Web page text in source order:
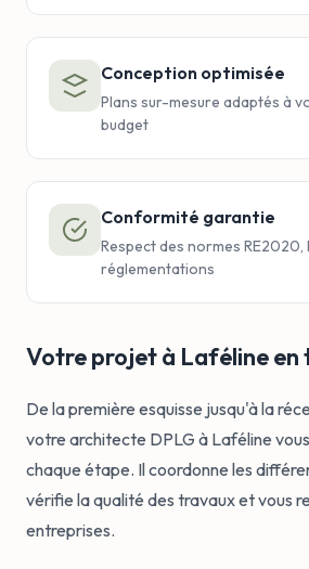
Conception optimisée
Plans sur-mesure adaptés à
budget
Conformité garantie
Respect des normes RE2020,
réglementations
Votre projet à Laféline en
De la première esquisse jusqu'à la
votre architecte DPLG à Laféline
chaque étape. Il coordonne les
vérifie la qualité des travaux et vous
entreprises.